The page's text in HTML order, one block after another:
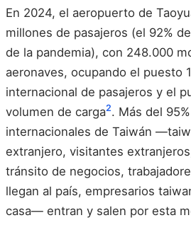
En 2024, el aeropuerto de
millones de pasajeros (el 92%
de la pandemia), con 248.000
aeronaves, ocupando el puesto
internacional de pasajeros y el
volumen de carga2. Más del
internacionales de Taiwán
extranjero, visitantes
tránsito de negocios,
llegan al país, empresarios
casa— entran y salen por esta